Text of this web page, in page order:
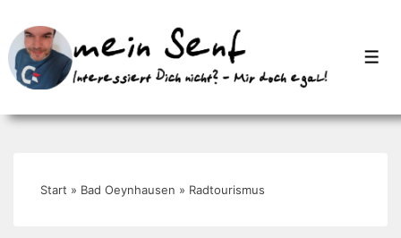
Zum
Inhalt
Start » Bad Oeynhausen » Radtourismus